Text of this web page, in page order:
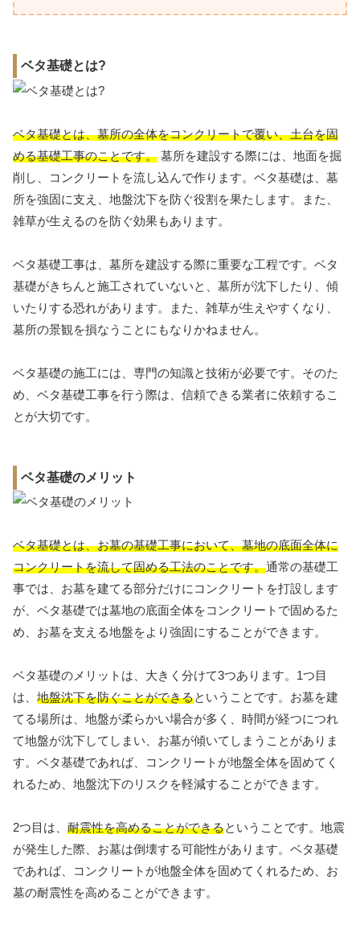
ベタ基礎とは?
ベタ基礎とは、墓所の全体をコンクリートで覆い、土台を固
める基礎工事のことです。 墓所を建設する際には、地面を掘
削し、コンクリートを流し込んで作ります。ベタ基礎は、墓
所を強固に支え、地盤沈下を防ぐ役割を果たします。また、
雑草が生えるのを防ぐ効果もあります。
ベタ基礎工事は、墓所を建設する際に重要な工程です。ベタ
基礎がきちんと施工されていないと、墓所が沈下したり、傾
いたりする恐れがあります。また、雑草が生えやすくなり、
墓所の景観を損なうことにもなりかねません。
ベタ基礎の施工には、専門の知識と技術が必要です。そのた
め、ベタ基礎工事を行う際は、信頼できる業者に依頼するこ
とが大切です。
ベタ基礎のメリット
ベタ基礎とは、お墓の基礎工事において、墓地の底面全体に
コンクリートを流して固める工法のことです。通常の基礎工
事では、お墓を建てる部分だけにコンクリートを打設します
が、ベタ基礎では墓地の底面全体をコンクリートで固めるた
め、お墓を支える地盤をより強固にすることができます。
ベタ基礎のメリットは、大きく分けて3つあります。1つ目
は、 地盤沈下を防ぐことができるということです。お墓を建
てる場所は、地盤が柔らかい場合が多く、時間が経つにつれ
て地盤が沈下してしまい、お墓が傾いてしまうことがありま
す。ベタ基礎であれば、コンクリートが地盤全体を固めてく
れるため、地盤沈下のリスクを軽減することができます。
2つ目は、 耐震性を高めることができるということです。地震
が発生した際、お墓は倒壊する可能性があります。ベタ基礎
であれば、コンクリートが地盤全体を固めてくれるため、お
墓の耐震性を高めることができます。